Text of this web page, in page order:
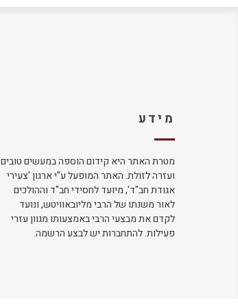
מידע
מטרת האתר היא קידום הוספה במעשים טובים
ועזרה לזולת. האתר המופעל ע"י ארגון 'צעירי
אגודת חב"ד', מיועד לחסידי חב"ד וההולכים
לאור משנתו של הרבי מליובאוויטש, ונועד
לקדם את מבצעי הרבי באמצעותו מגוון עזרי
פעילות. להתחברות יש לבצע הרשמה.